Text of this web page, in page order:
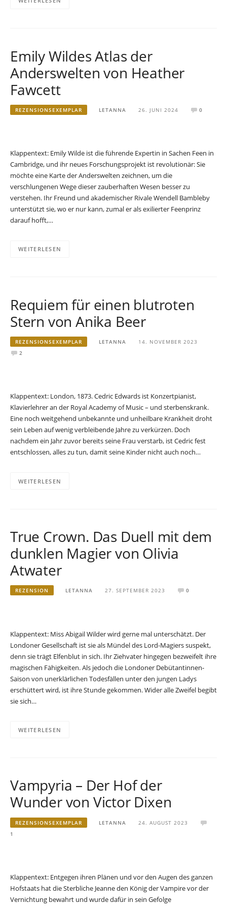
Emily Wildes Atlas der
Anderswelten von Heather
Fawcett
REZENSIONSEXEMPLAR LETANNA 26. JUNI 2024 0
Klappentext: Emily Wilde ist die führende Expertin in Sachen Feen in
Cambridge, und ihr neues Forschungsprojekt ist revolutionär: Sie
möchte eine Karte der Anderswelten zeichnen, um die
verschlungenen Wege dieser zauberhaften Wesen besser zu
verstehen. Ihr Freund und akademischer Rivale Wendell Bambleby
unterstützt sie, wo er nur kann, zumal er als exilierter Feenprinz
darauf hofft,…
WEITERLESEN
Requiem für einen blutroten
Stern von Anika Beer
REZENSIONSEXEMPLAR LETANNA
14. NOVEMBER 2023
2
Klappentext: London, 1873. Cedric Edwards ist Konzertpianist,
Klavierlehrer an der Royal Academy of Music – und sterbenskrank.
Eine noch weitgehend unbekannte und unheilbare Krankheit droht
sein Leben auf wenig verbleibende Jahre zu verkürzen. Doch
nachdem ein Jahr zuvor bereits seine Frau verstarb, ist Cedric fest
entschlossen, alles zu tun, damit seine Kinder nicht auch noch…
WEITERLESEN
True Crown. Das Duell mit dem
dunklen Magier von Olivia
Atwater
REZENSION LETANNA 27. SEPTEMBER 2023 0
Klappentext: Miss Abigail Wilder wird gerne mal unterschätzt. Der
Londoner Gesellschaft ist sie als Mündel des Lord-Magiers suspekt,
denn sie trägt Elfenblut in sich. Ihr Ziehvater hingegen bezweifelt ihre
magischen Fähigkeiten. Als jedoch die Londoner Debütantinnen-
Saison von unerklärlichen Todesfällen unter den jungen Ladys
erschüttert wird, ist ihre Stunde gekommen. Wider alle Zweifel begibt
sie sich…
WEITERLESEN
Vampyria – Der Hof der
Wunder von Victor Dixen
REZENSIONSEXEMPLAR LETANNA
24. AUGUST 2023
1
Klappentext: Entgegen ihren Plänen und vor den Augen des ganzen
Hofstaats hat die Sterbliche Jeanne den König der Vampire vor der
Vernichtung bewahrt und wurde dafür in sein Gefolge